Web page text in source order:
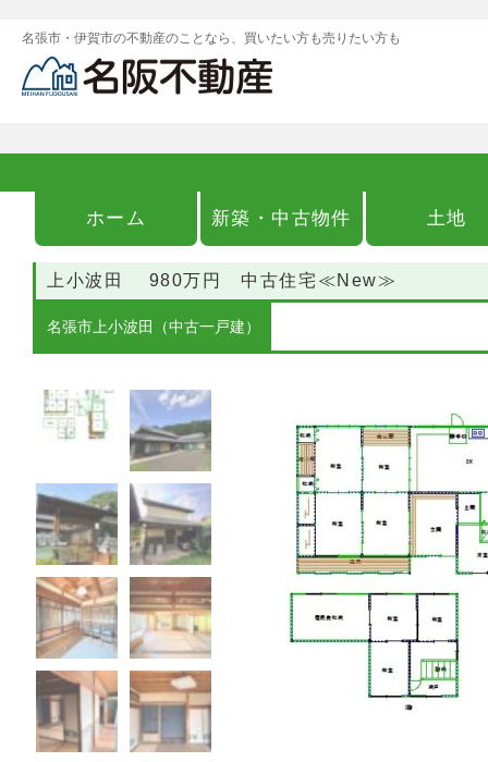
名張市・伊賀市の不動産のことなら、買いたい方も売りたい方も
ホーム 新築・中古物件 土地
上小波田 980万円 中古住宅≪New≫
名張市上小波田（中古一戸建）